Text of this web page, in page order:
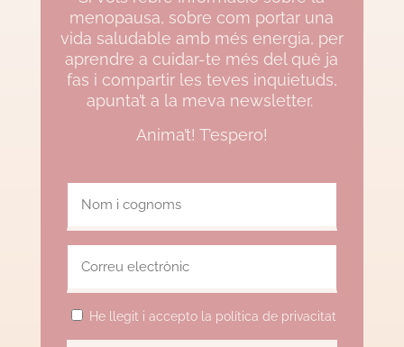
menopausa, sobre com portar una
vida saludable amb més energia, per
aprendre a cuidar-te més del què ja
fas i compartir les teves inquietuds,
apunta’t a la meva newsletter.
Anima’t! T’espero!
He llegit i accepto la política de privacitat